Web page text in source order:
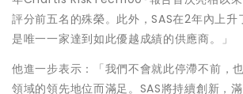
評分前五名的殊榮。此外，SAS在2年內上升
是唯一一家達到如此優越成績的供應商。」
他進一步表示：「我們不會就此停滯不前，
領域的領先地位而滿足。SAS將持續創新，